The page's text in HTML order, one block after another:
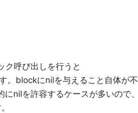
ク呼び出しを行うと
。blockにnilを与えること自体が不
nilを許容するケースが多いので、